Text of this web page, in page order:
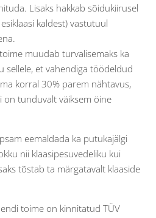
Lisaks hakkab sõidukiirusel
kaldest) vastutuul
muudab turvalisemaks ka
sellele, et vahendiga töödeldud
korral 30% parem nähtavus,
on tunduvalt väiksem öine
eemaldada ka putukajälgi
nii klaasipesuvedeliku kui
tõstab ta märgatavalt klaaside
toime on kinnitatud TÜV